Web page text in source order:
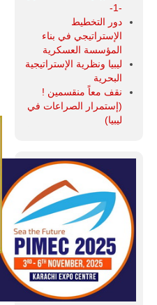
-1-
دور التخطيط
الإستراتيجي في بناء
المؤسسة العسكرية
ليبيا ونظرية الإستراتيجية
البحرية
نقف معاً منقسمين !
(إستمرار الصراعات في
ليبيا)